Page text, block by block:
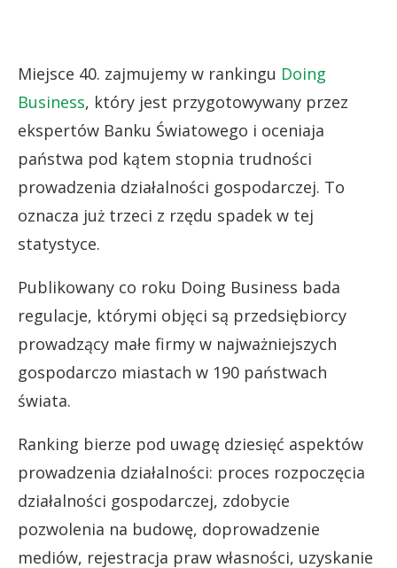
Miejsce 40. zajmujemy w rankingu Doing
Business, który jest przygotowywany przez
ekspertów Banku Światowego i oceniaja
państwa pod kątem stopnia trudności
prowadzenia działalności gospodarczej. To
oznacza już trzeci z rzędu spadek w tej
statystyce.
Publikowany co roku Doing Business bada
regulacje, którymi objęci są przedsiębiorcy
prowadzący małe firmy w najważniejszych
gospodarczo miastach w 190 państwach
świata.
Ranking bierze pod uwagę dziesięć aspektów
prowadzenia działalności: proces rozpoczęcia
działalności gospodarczej, zdobycie
pozwolenia na budowę, doprowadzenie
mediów, rejestracja praw własności, uzyskanie